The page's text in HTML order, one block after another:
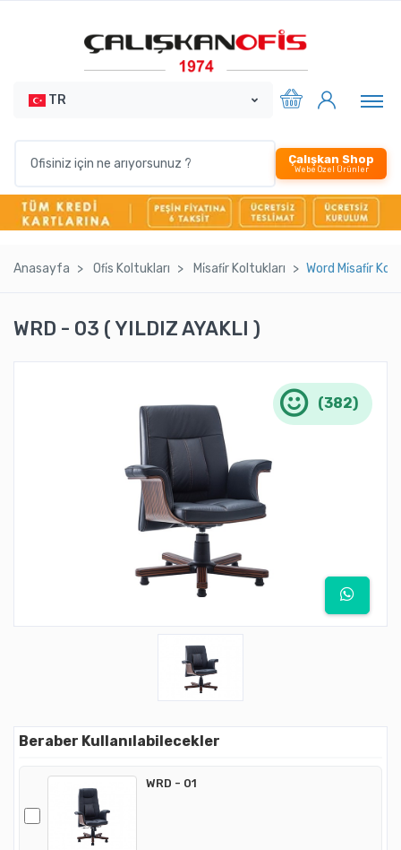
TR
Çalışkan Shop
Webe Özel Ürünler
Anasayfa Ofi̇s Koltukları Mi̇safi̇r Koltukları Word Mi̇safi̇r
WRD - 03 ( YILDIZ AYAKLI )
(382)
Beraber Kullanılabilecekler
WRD - 01